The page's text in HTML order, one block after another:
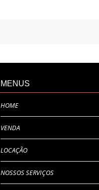
MENUS
HOME
VENDA
LOCAÇÃO
NOSSOS SERVIÇOS